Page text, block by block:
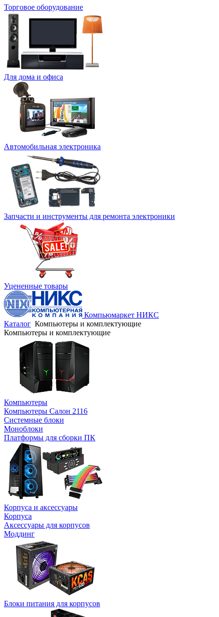
Торговое оборудование
Для дома и офиса
Автомобильная электроника
Запчасти и инструменты для ремонта электроники
Уцененные товары
Компьюмаркет НИКС
Каталог Компьютеры и комплектующие
Компьютеры и комплектующие
Компьютеры
Компьютеры Салон 2116
Системные блоки
Моноблоки
Платформы для сборки ПК
Корпуса и аксессуары
Корпуса
Аксессуары для корпусов
Моддинг
Блоки питания для корпусов